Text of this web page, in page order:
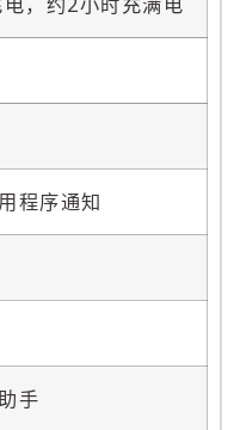
，约2小时充满电
程序通知
手